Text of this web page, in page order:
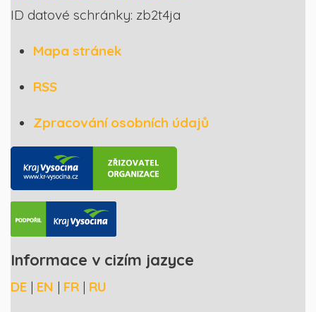
ID datové schránky: zb2t4ja
Mapa stránek
RSS
Zpracování osobních údajů
Informace v cizím jazyce
DE | EN | FR | RU